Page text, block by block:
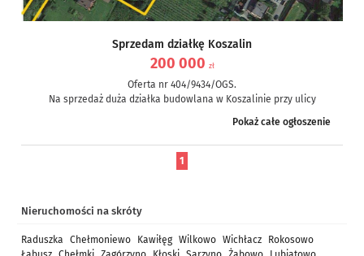
Sprzedam działkę Koszalin
200 000 zł
Oferta nr 404/9434/OGS.
Na sprzedaż duża działka budowlana w Koszalinie przy ulicy
Pokaż całe ogłoszenie
1
Nieruchomości na skróty
Raduszka Chełmoniewo Kawiłęg Wilkowo Wichłacz
Rokosowo